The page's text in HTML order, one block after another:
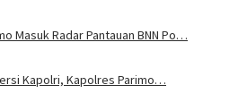
Masuk Radar Pantauan BNN Po…
Kapolri, Kapolres Parimo…